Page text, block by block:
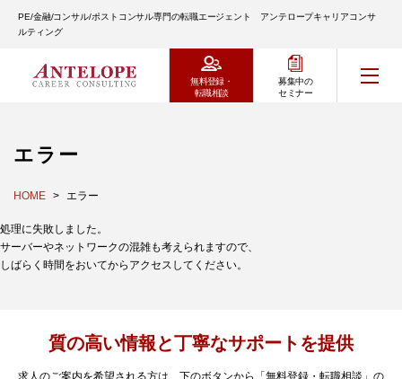
PE/金融/コンサル/ポストコンサル専門の転職エージェント アンテロープキャリアコンサ
ルティング
無料登録・
転職相談
募集中の
セミナー
エラー
HOME エラー
処理に失敗しました。
サーバーやネットワークの混雑も考えられますので、
しばらく時間をおいてからアクセスしてください。
質の高い情報と丁寧なサポートを提供
求人のご案内を希望される方は、下のボタンから「無料登録・転職相談」の